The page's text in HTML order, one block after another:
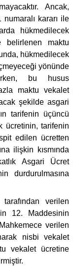
Ancak,
kararı ile
hükmedilecek
belirlenen maktu
hükmedilecek
yönünde
bu husus
maktu vekalet
şekilde asgari
tarifenin üçüncü
ücretinin, tarifenin
edilen ücretten
ilişkin kısmında
Asgari Ücret
durdurulmasına
verilen
12. Maddesinin
verilen
nisbi vekalet
vekalet ücretine